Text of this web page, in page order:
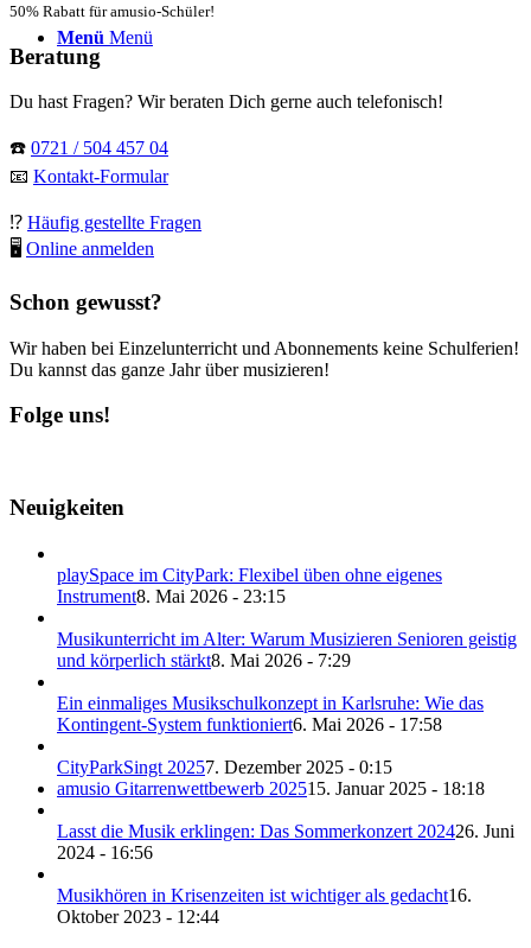
Menü Menü
50% Rabatt für amusio-Schüler!
Beratung
Du hast Fragen? Wir beraten Dich gerne auch telefonisch!
☎️ 0721 / 504 457 04
📧 Kontakt-Formular
⁉️ Häufig gestellte Fragen
🖥 Online anmelden
Schon gewusst?
Wir haben bei Einzelunterricht und Abonnements keine Schulferien!
Du kannst das ganze Jahr über musizieren!
Folge uns!
Neuigkeiten
playSpace im CityPark: Flexibel üben ohne eigenes
Instrument8. Mai 2026 - 23:15
Musikunterricht im Alter: Warum Musizieren Senioren geistig
und körperlich stärkt8. Mai 2026 - 7:29
Ein einmaliges Musikschulkonzept in Karlsruhe: Wie das
Kontingent-System funktioniert6. Mai 2026 - 17:58
CityParkSingt 20257. Dezember 2025 - 0:15
amusio Gitarrenwettbewerb 202515. Januar 2025 - 18:18
Lasst die Musik erklingen: Das Sommerkonzert 202426. Juni
2024 - 16:56
Musikhören in Krisenzeiten ist wichtiger als gedacht16.
Oktober 2023 - 12:44